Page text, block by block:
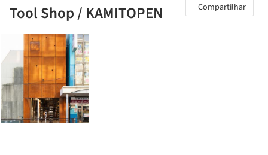
Tool Shop / KAMITOPEN
Compartilhar